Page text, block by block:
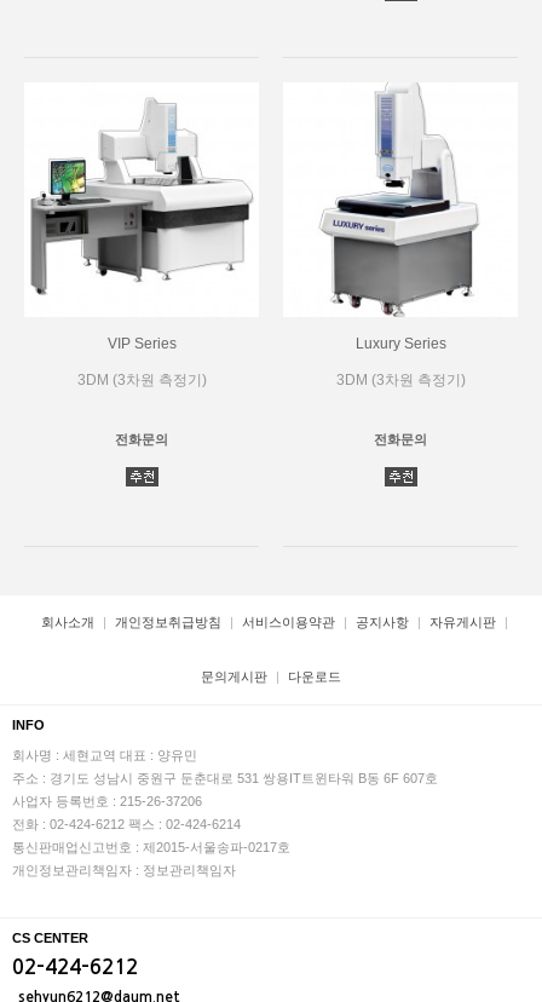
VIP Series
3DM (3차원 측정기)
전화문의
Luxury Series
3DM (3차원 측정기)
전화문의
회사소개 개인정보취급방침 서비스이용약관 공지사항 자유게시판
문의게시판 다운로드
INFO
회사명 : 세현교역 대표 : 양유민
주소 : 경기도 성남시 중원구 둔춘대로 531 쌍용IT트윈타워 B동 6F 607호
사업자 등록번호 : 215-26-37206
전화 : 02-424-6212 팩스 : 02-424-6214
통신판매업신고번호 : 제2015-서울송파-0217호
개인정보관리책임자 : 정보관리책임자
CS CENTER
02-424-6212
sehyun6212@daum.net